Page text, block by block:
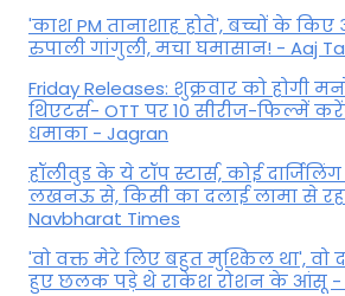
'काश PM तानाशाह होते', बच्चों के
रुपाली गांगुली, मचा घमासान! - Aaj
Friday Releases: शुक्रवार को होगी
थिएटर्स- OTT पर 10 सीरीज-फिल्में
धमाका - Jagran
हॉलीवुड के ये टॉप स्टार्स, कोई
लखनऊ से, किसी का दलाई लामा से
Navbharat Times
'वो वक्त मेरे लिए बहुत मुश्किल था', वो
हुए छलक पड़े थे राकेश रोशन के आंसू -